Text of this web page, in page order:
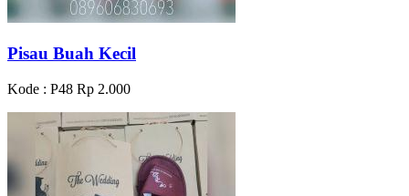
Pisau Buah Kecil
Kode : P48 Rp 2.000